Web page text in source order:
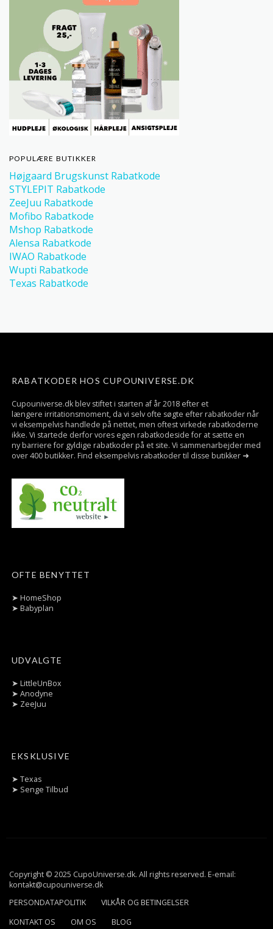
POPULÆRE BUTIKKER
Højgaard Brugskunst Rabatkode
STYLEPIT Rabatkode
ZeeJuu Rabatkode
Mofibo Rabatkode
Mshop Rabatkode
Alensa Rabatkode
IWAO Rabatkode
Wupti Rabatkode
Texas Rabatkode
RABATKODER HOS CUPOUNIVERSE.DK
Cupouniverse.dk blev stiftet i starten af år 2018 efter et
længere irritationsmoment, da vi selv ofte søgte efter rabatkoder når
vi eksempelvis handlede på nettet, men oftest virkede rabatkoderne
ikke. Vi startede derfor vores egen rabatkodeside for at sætte en
ny barriere for gyldige rabatkoder på et site. Vi sammenarbejder med
over 400 butikker. Find eksempelvis rabatkoder til disse butikker ➜
OFTE BENYTTET
➤ HomeShop
➤ Babyplan
UDVALGTE
➤ LittleUnBox
➤ Anodyne
➤ ZeeJuu
EKSKLUSIVE
➤ Texas
➤ Senge Tilbud
Copyright © 2025 CupoUniverse.dk. All rights reserved. E-email:
kontakt@cupouniverse.dk
PERSONDATAPOLITIK
VILKÅR OG BETINGELSER
KONTAKT OS
OM OS BLOG